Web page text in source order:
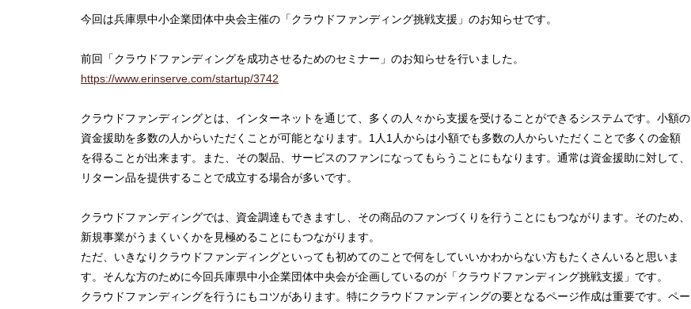
今回は兵庫県中小企業団体中央会主催の「クラウドファンディング挑戦支援」のお知らせです。
前回「クラウドファンディングを成功させるためのセミナー」のお知らせを行いました。
https://www.erinserve.com/startup/3742
クラウドファンディングとは、インターネットを通じて、多くの人々から支援を受けることができるシステムです。小額の
資金援助を多数の人からいただくことが可能となります。1人1人からは小額でも多数の人からいただくことで多くの金額
を得ることが出来ます。また、その製品、サービスのファンになってもらうことにもなります。通常は資金援助に対して、
リターン品を提供することで成立する場合が多いです。
クラウドファンディングでは、資金調達もできますし、その商品のファンづくりを行うことにもつながります。そのため、
新規事業がうまくいくかを見極めることにもつながります。
ただ、いきなりクラウドファンディングといっても初めてのことで何をしていいかわからない方もたくさんいると思いま
す。そんな方のために今回兵庫県中小企業団体中央会が企画しているのが「クラウドファンディング挑戦支援」です。
クラウドファンディングを行うにもコツがあります。特にクラウドファンディングの要となるページ作成は重要です。ペー